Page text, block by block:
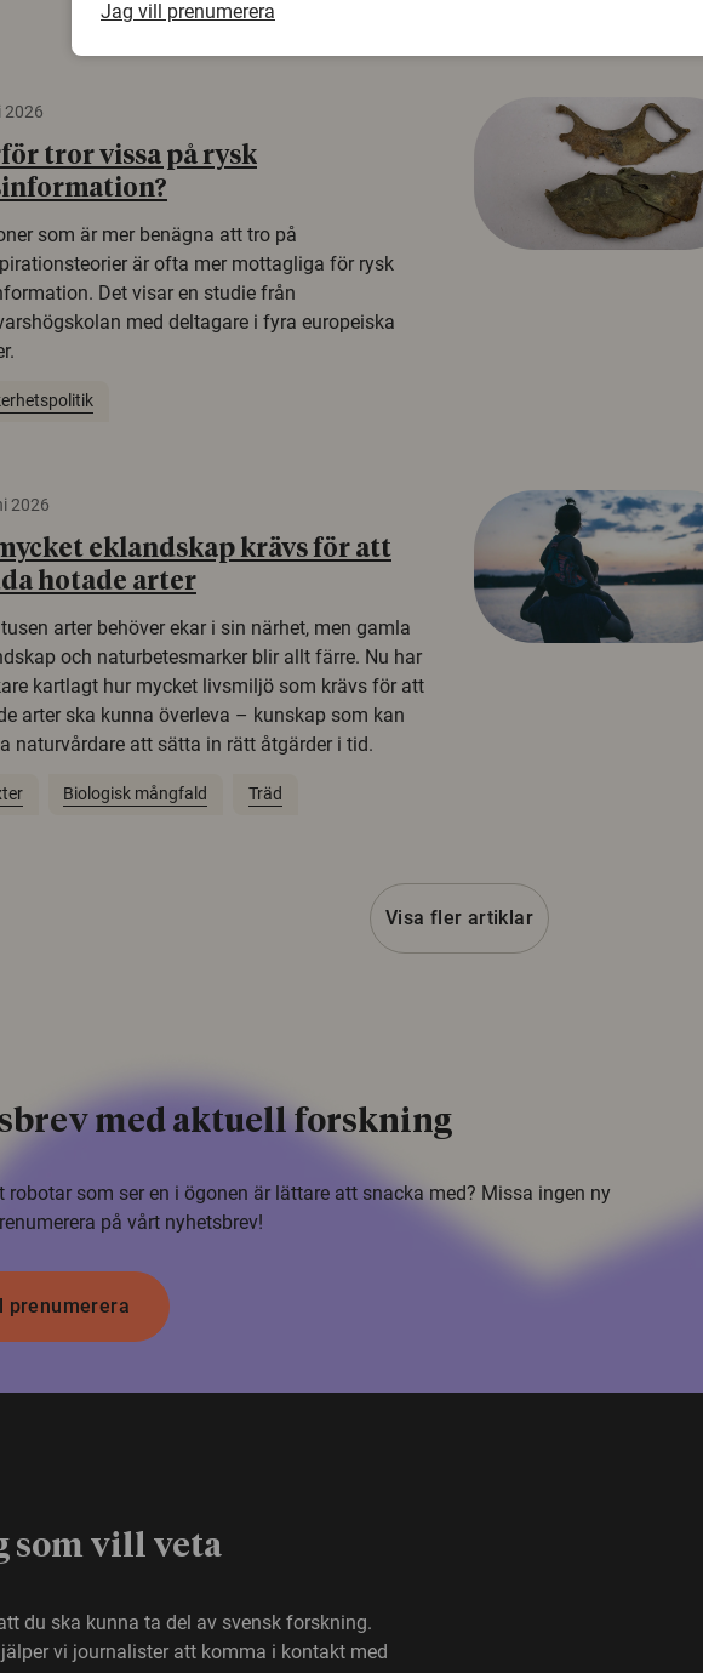
2026
tror vissa på rysk
som är mer benägna att tro på
är ofta mer mottagliga för rysk
Det visar en studie från
med deltagare i fyra europeiska
2026
eklandskap krävs för att
hotade arter
tusen arter behöver ekar i sin närhet, men gamla
och naturbetesmarker blir allt färre. Nu har
kartlagt hur mycket livsmiljö som krävs för att
arter ska kunna överleva – kunskap som kan
naturvårdare att sätta in rätt åtgärder i tid.
Biologisk mångfald Träd
Visa fler artiklar
med aktuell forskning
robotar som ser en i ögonen är lättare att snacka med? Missa ingen ny
på vårt nyhetsbrev!
prenumerera
som vill veta
du ska kunna ta del av svensk forskning.
vi journalister att komma i kontakt med
Jag vill prenumerera